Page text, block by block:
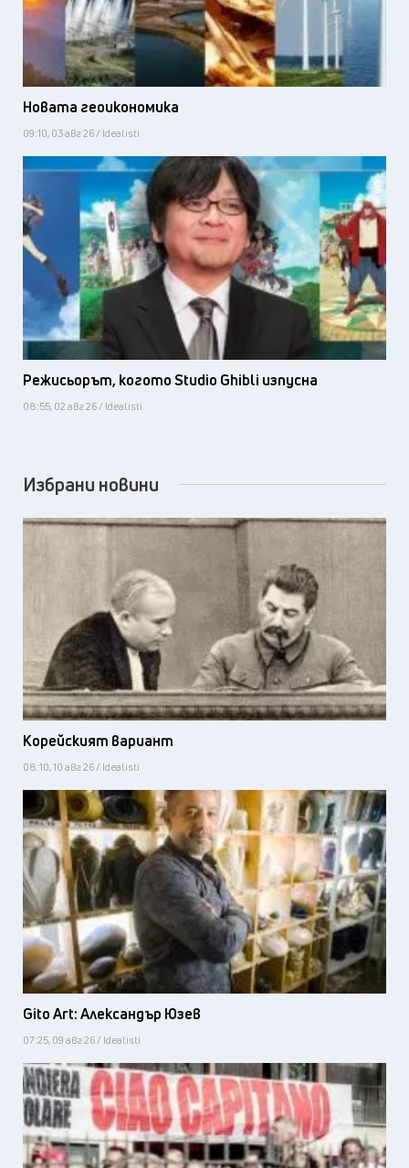
Новата геоикономика
09:10, 03 авг 26 / Idealisti
Режисьорът, когото Studio Ghibli изпусна
08:55, 02 авг 26 / Idealisti
Избрани новини
Корейският вариант
08:10, 10 авг 26 / Idealisti
Gito Art: Александър Юзев
07:25, 09 авг 26 / Idealisti